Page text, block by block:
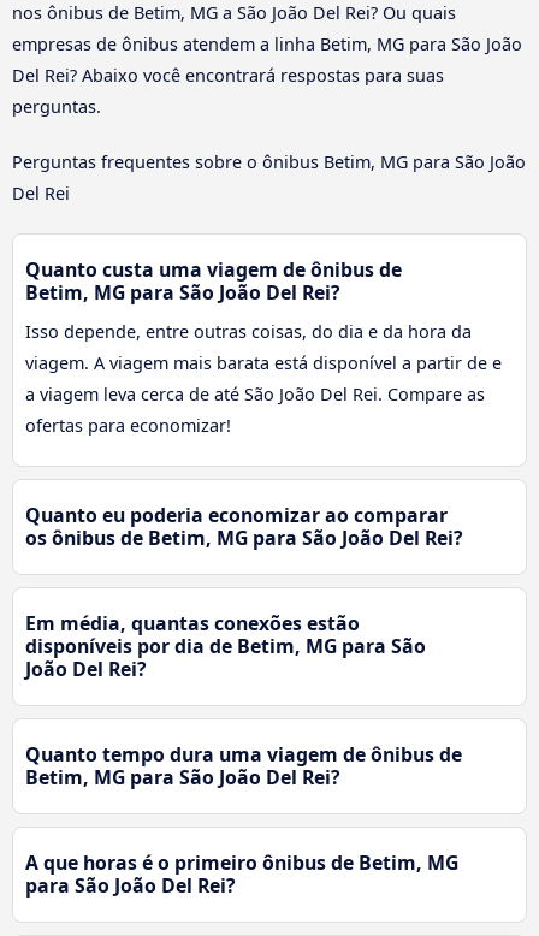
nos ônibus de Betim, MG a São João Del Rei? Ou quais
empresas de ônibus atendem a linha Betim, MG para São João
Del Rei? Abaixo você encontrará respostas para suas
perguntas.
Perguntas frequentes sobre o ônibus Betim, MG para São João
Del Rei
Quanto custa uma viagem de ônibus de
Betim, MG para São João Del Rei?
Isso depende, entre outras coisas, do dia e da hora da
viagem. A viagem mais barata está disponível a partir de e
a viagem leva cerca de até São João Del Rei. Compare as
ofertas para economizar!
Quanto eu poderia economizar ao comparar
os ônibus de Betim, MG para São João Del Rei?
Em média, quantas conexões estão
disponíveis por dia de Betim, MG para São
João Del Rei?
Quanto tempo dura uma viagem de ônibus de
Betim, MG para São João Del Rei?
A que horas é o primeiro ônibus de Betim, MG
para São João Del Rei?